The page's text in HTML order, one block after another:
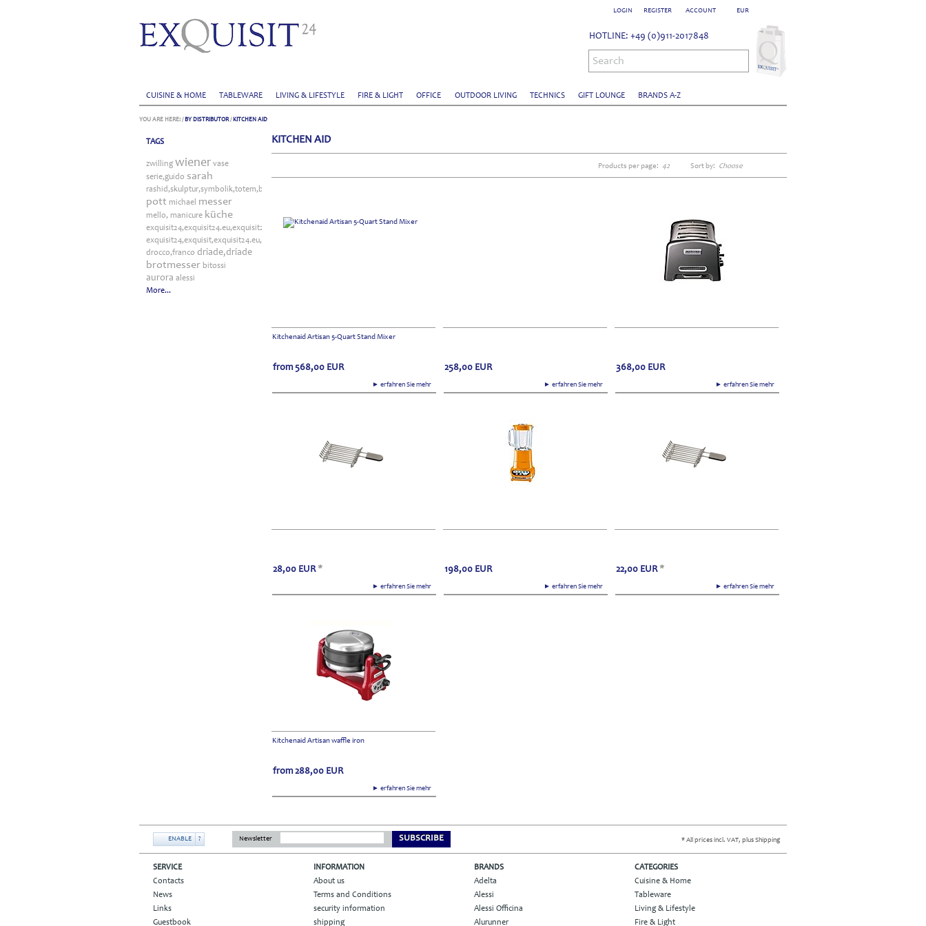
EUR
ACCOUNT
LOGIN REGISTER
CUISINE & HOME TABLEWARE LIVING & LIFESTYLE FIRE & LIGHT OFFICE OUTDOOR LIVING TECHNICS GIFT LOUNGE BRANDS A-Z
HOTLINE: +49 (0)911-2017848
Search
YOU ARE HERE: / BY DISTRIBUTOR/ KITCHEN AID
TAGS
zwilling wiener vase
serie,guido sarah
rashid,skulptur,symbolik,totem,bitossi
pott michael messer
mello, manicure küche
exquisit24,exquisit24.eu,exquisit24.de,driade,odette,tafelaufsatz,schale,silber
exquisit24,exquisit,exquisit24.eu,exquisit24.de,exquisit24.com,exquisit24.ch,exklusiv,exklusiv24,skulptur,loft,wohnen,garderobe,office,gufram,cactus,kaktus,kleiderständer,multipli
drocco,franco driade,driade
brotmesser bitossi
aurora alessi
More...
KITCHEN AID
Sort by: Choose
Products per page: 42
Kitchenaid Artisan 5-Quart Stand Mixer
► erfahren Sie mehr
from568,00 EUR
► erfahren Sie mehr
258,00 EUR
► erfahren Sie mehr
368,00 EUR
► erfahren Sie mehr
28,00 EUR *
► erfahren Sie mehr
198,00 EUR
► erfahren Sie mehr
22,00 EUR *
Kitchenaid Artisan waffle iron
► erfahren Sie mehr
from288,00 EUR
ENABLE ? Newsletter SUBSCRIBE * All prices incl. VAT, plus Shipping
SERVICE
Contacts
News
Links
Guestbook
INFORMATION
About us
Terms and Conditions
security information
shipping
BRANDS
Adelta
Alessi
Alessi Officina
Alurunner
CATEGORIES
Cuisine & Home
Tableware
Living & Lifestyle
Fire & Light